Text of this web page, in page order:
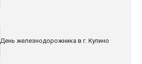
День железнодорожника в г. Купино